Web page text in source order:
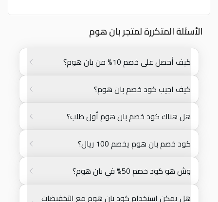
الأسئلة المتكررة لمتجر بان هوم
كيف أحصل على خصم 10% من بان هوم؟
كيف اجيب كود خصم بان هوم؟
هل هناك كود خصم بان هوم أول طلب؟
كود خصم بان هوم يخصم 100 ريال؟
وش هو كود خصم 50% في بان هوم؟
هل يمكن استخدام كود بان هوم مع التخفيضات